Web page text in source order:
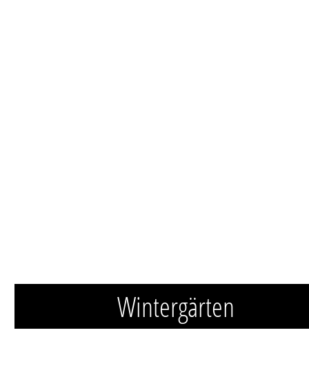
Wintergärten